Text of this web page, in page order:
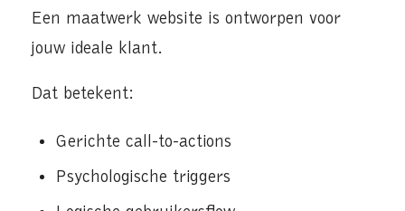
Een maatwerk website is ontworpen voor
jouw ideale klant.
Dat betekent:
Gerichte call-to-actions
Psychologische triggers